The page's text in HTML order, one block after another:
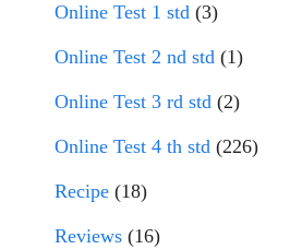
Online Test 1 std (3)
Online Test 2 nd std (1)
Online Test 3 rd std (2)
Online Test 4 th std (226)
Recipe (18)
Reviews (16)